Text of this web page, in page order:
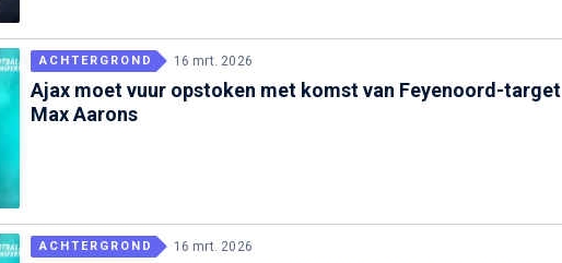
ACHTERGROND 16 mrt. 2026
Ajax moet vuur opstoken met komst van Feyenoord-target
Max Aarons
ACHTERGROND 16 mrt. 2026